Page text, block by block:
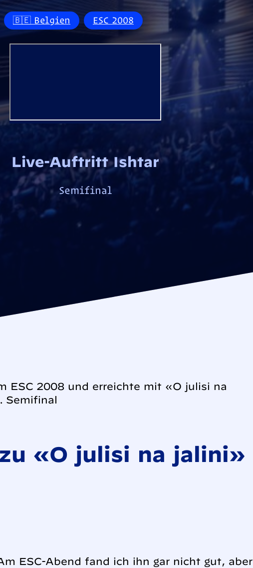
🇧🇪 Belgien ESC 2008
Live-Auftritt Ishtar
Semifinal
ESC 2008 und erreichte mit «O julisi na
Semifinal
«O julisi na jalini»
ESC-Abend fand ich ihn gar nicht gut, aber